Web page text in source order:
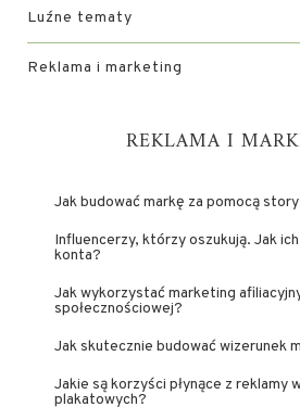
Luźne tematy
Reklama i marketing
REKLAMA I
Jak budować markę za pomocą
Influencerzy, którzy oszukują. Jak
konta?
Jak wykorzystać marketing
społecznościowej?
Jak skutecznie budować wizerunek
Jakie są korzyści płynące z reklamy
plakatowych?